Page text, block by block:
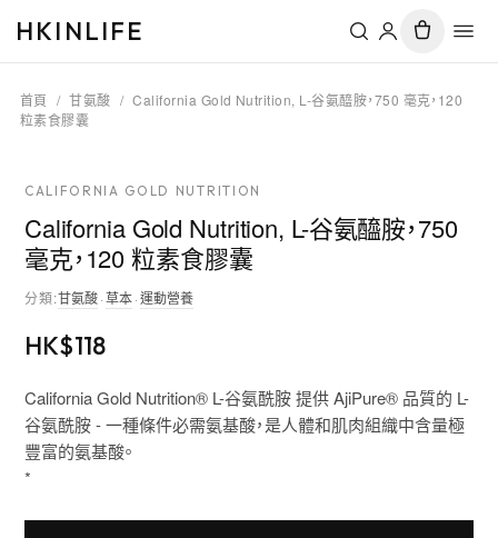
HKINLIFE
首頁 / 甘氨酸 / California Gold Nutrition, L-谷氨醯胺，750 毫克，120
粒素食膠囊
CALIFORNIA GOLD NUTRITION
California Gold Nutrition, L-谷氨醯胺，750
毫克，120 粒素食膠囊
分類:甘氨酸·草本·運動營養
HK$118
California Gold Nutrition® L-谷氨酰胺 提供 AjiPure® 品質的 L-
谷氨酰胺 - 一種條件必需氨基酸，是人體和肌肉組織中含量極
豐富的氨基酸。
*